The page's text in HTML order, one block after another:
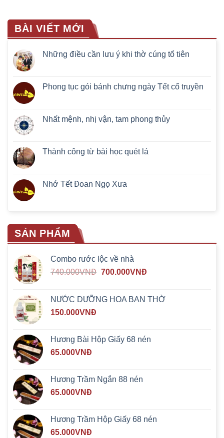
BÀI VIẾT MỚI
Những điều cần lưu ý khi thờ cúng tổ tiên
Phong tục gói bánh chưng ngày Tết cổ truyền
Nhất mệnh, nhị vận, tam phong thủy
Thành công từ bài học quét lá
Nhớ Tết Đoan Ngọ Xưa
SẢN PHẨM
Combo rước lộc về nhà
740.000VNĐ 700.000VNĐ
NƯỚC DƯỠNG HOA BAN THỜ
150.000VNĐ
Hương Bài Hộp Giấy 68 nén
65.000VNĐ
Hương Trầm Ngắn 88 nén
65.000VNĐ
Hương Trầm Hộp Giấy 68 nén
65.000VNĐ